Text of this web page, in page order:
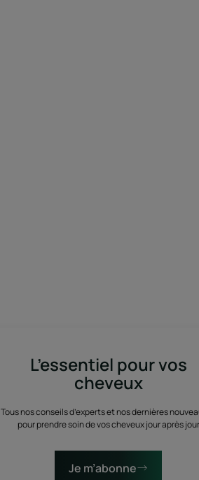
L’essentiel pour vos
cheveux
Tous nos conseils d’experts et nos dernières
pour prendre soin de vos cheveux jour après jour
Je m’abonne